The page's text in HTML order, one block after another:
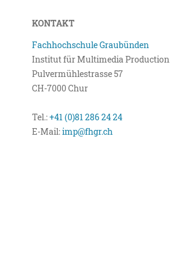
KONTAKT
Fachhochschule Graubünden
Institut für Multimedia Production
Pulvermühlestrasse 57
CH-7000 Chur
Tel.:+41 (0)81 286 24 24
E-Mail:imp@fhgr.ch